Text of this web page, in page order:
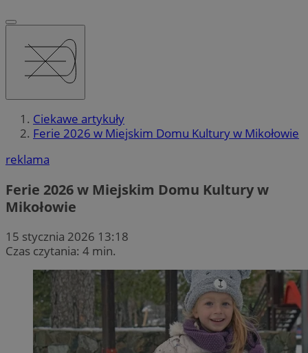
Ciekawe artykuły
Ferie 2026 w Miejskim Domu Kultury w Mikołowie
reklama
Ferie 2026 w Miejskim Domu Kultury w
Mikołowie
15 stycznia 2026 13:18
Czas czytania: 4 min.